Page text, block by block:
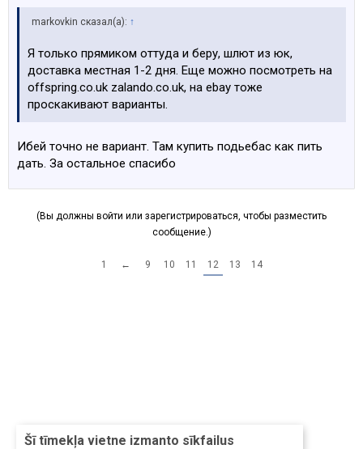
Šī tīmekļa vietne izmanto sīkfailus
markovkin сказал(а): ↑
Я только прямиком оттуда и беру, шлют из юк,
доставка местная 1-2 дня. Еще можно посмотреть на
offspring.co.uk zalando.co.uk, на ebay тоже
проскакивают варианты.
Ибей точно не вариант. Там купить подьебас как пить
дать. За остальное спасибо
(Вы должны войти или зарегистрироваться, чтобы разместить
сообщение.)
1 ← 9 10 11 12 13 14